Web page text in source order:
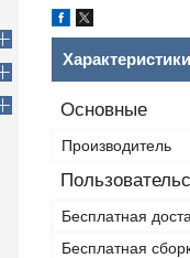
Характеристики
Основные
Производитель
Бесплатная
Бесплатная